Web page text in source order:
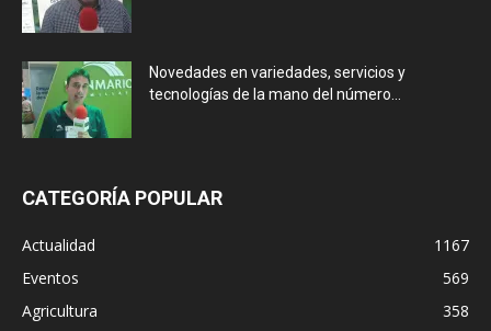
Novedades en variedades, servicios y
tecnologías de la mano del número...
CATEGORÍA POPULAR
Actualidad
1167
Eventos
569
Agricultura
358